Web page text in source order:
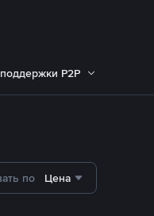
P2P
по Цена